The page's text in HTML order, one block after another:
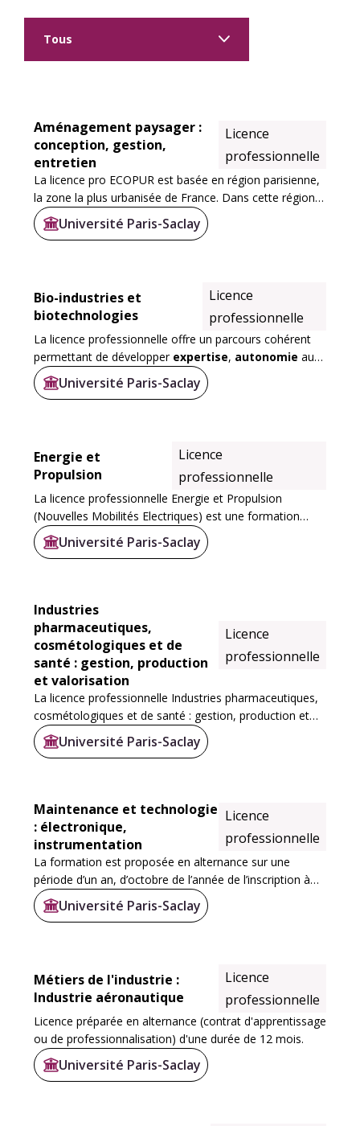
Tous
Aménagement paysager :
conception, gestion,
entretien
Licence
professionnelle
La licence pro ECOPUR est basée en région parisienne,
la zone la plus urbanisée de France. Dans cette région,
les problématiques liées au développement, à la
valorisation et à la gestion des espaces...
Université Paris-Saclay
Bio-industries et
biotechnologies
Licence
professionnelle
La licence professionnelle offre un parcours cohérent
permettant de développer expertise, autonomie au
travers d'une solide formation pratique et
d’enseignements ancrés dans les réalités des...
Université Paris-Saclay
Energie et
Propulsion
Licence
professionnelle
La licence professionnelle Energie et Propulsion
(Nouvelles Mobilités Electriques) est une formation
proposée en apprentissage en partenariat avec le CFA.
Elle se déroule sur 12 mois. L’année scolaire...
Université Paris-Saclay
Industries
pharmaceutiques,
cosmétologiques et de
santé : gestion, production
et valorisation
Licence
professionnelle
La licence professionnelle Industries pharmaceutiques,
cosmétologiques et de santé : gestion, production et
valorisation (L-Pro IPCS) comporte quatre parcours.
Université Paris-Saclay
Maintenance et technologie
: électronique,
instrumentation
Licence
professionnelle
La formation est proposée en alternance sur une
période d’un an, d’octobre de l’année de l’inscription à
octobre de l’année suivante. Elle se compose d’une
activité salariée en entreprise (35 semaines...
Université Paris-Saclay
Métiers de l'industrie :
Industrie aéronautique
Licence
professionnelle
Licence préparée en alternance (contrat d'apprentissage
ou de professionnalisation) d'une durée de 12 mois.
Université Paris-Saclay